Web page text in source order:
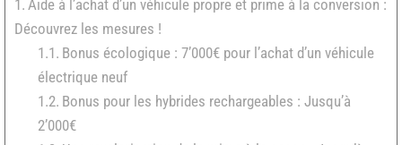
Aide à l’achat d’un véhicule propre et prime à la conversion :
Découvrez les mesures !
Bonus écologique : 7’000€ pour l’achat d’un véhicule
électrique neuf
Bonus pour les hybrides rechargeables : Jusqu’à
2’000€